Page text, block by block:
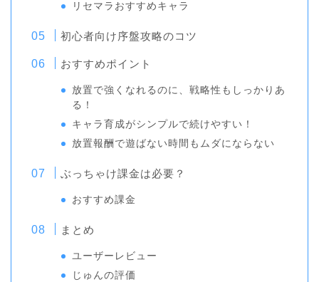
リセマラおすすめキャラ
初心者向け序盤攻略のコツ
おすすめポイント
放置で強くなれるのに、戦略性もしっかりあ
る！
キャラ育成がシンプルで続けやすい！
放置報酬で遊ばない時間もムダにならない
ぶっちゃけ課金は必要？
おすすめ課金
まとめ
ユーザーレビュー
じゅんの評価